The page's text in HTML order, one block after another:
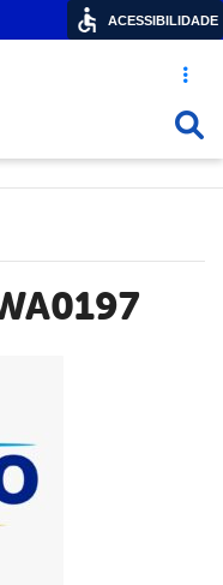
Acesso
ACESSIBILIDADE